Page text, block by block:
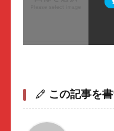
この記事を